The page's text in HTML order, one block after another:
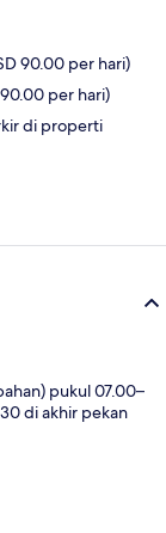
90.00 per hari)
per hari)
di properti
pukul 07.00–
di akhir pekan